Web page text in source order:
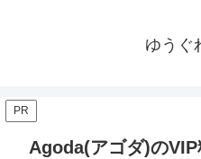
ゆうぐ
PR
Agoda(アゴダ)の